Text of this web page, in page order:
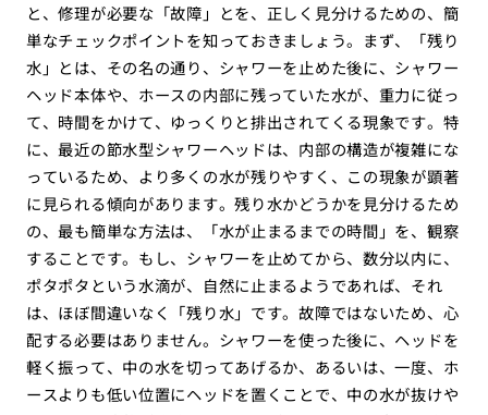
と、修理が必要な「故障」とを、正しく見分けるための、簡
単なチェックポイントを知っておきましょう。まず、「残り
水」とは、その名の通り、シャワーを止めた後に、シャワー
ヘッド本体や、ホースの内部に残っていた水が、重力に従っ
て、時間をかけて、ゆっくりと排出されてくる現象です。特
に、最近の節水型シャワーヘッドは、内部の構造が複雑にな
っているため、より多くの水が残りやすく、この現象が顕著
に見られる傾向があります。残り水かどうかを見分けるため
の、最も簡単な方法は、「水が止まるまでの時間」を、観察
することです。もし、シャワーを止めてから、数分以内に、
ポタポタという水滴が、自然に止まるようであれば、それ
は、ほぼ間違いなく「残り水」です。故障ではないため、心
配する必要はありません。シャワーを使った後に、ヘッドを
軽く振って、中の水を切ってあげるか、あるいは、一度、ホ
ースよりも低い位置にヘッドを置くことで、中の水が抜けや